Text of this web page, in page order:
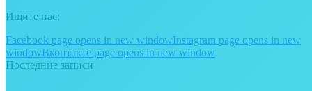
Ищите нас:
Facebook page opens in new windowInstagram page opens in new
windowВконтакте page opens in new window
Последние записи